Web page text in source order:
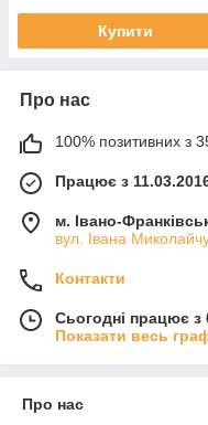
Купити
Про нас
100% позитивних з
Працює з
м. Івано-
вул. Івана
Контакти
Сьогодні працює з
Показати весь
Про нас